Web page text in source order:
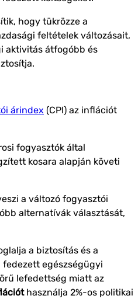
hogy tükrözze a
feltételek változásait,
aktivitás átfogóbb és
árindex (CPI) az inflációt
fogyasztók által
kosara alapján követi
a változó fogyasztói
alternatívák választását,
a biztosítás és a
egészségügyi
lefedettség miatt az
használja 2%-os politikai